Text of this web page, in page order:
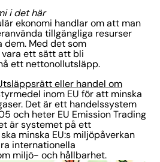
i det här
ekonomi handlar om att man
tillgängliga resurser
Med det som
ett sätt att bli
ett nettonollutsläpp.
eller handel om
inom EU för att minska
Det är ett handelssystem
och heter EU Emission Trading
är systemet på ett
minska EU:s miljöpåverkan
internationella
miljö- och hållbarhet.